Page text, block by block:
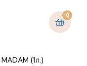
0
(1л.)